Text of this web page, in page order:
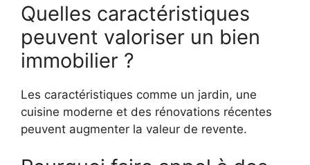
Quelles caractéristiques
peuvent valoriser un bien
immobilier ?
Les caractéristiques comme un jardin, une
cuisine moderne et des rénovations récentes
peuvent augmenter la valeur de revente.